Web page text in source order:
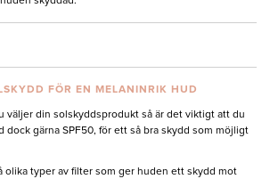
FÖR EN MELANINRIK HUD
väljer din solskyddsprodukt så är det viktigt att du
dock gärna SPF50, för ett så bra skydd som möjligt
olika typer av filter som ger huden ett skydd mot